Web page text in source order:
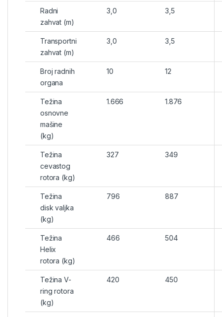
Radni
zahvat (m)
3,0 3,5
Transportni
zahvat (m)
3,0 3,5
Broj radnih
organa
10 12
Težina
osnovne
mašine
(kg)
1.666 1.876
Težina
cevastog
rotora (kg)
327 349
Težina
disk valjka
(kg)
796 887
Težina
Helix
rotora (kg)
466 504
Težina V-
ring rotora
(kg)
420 450